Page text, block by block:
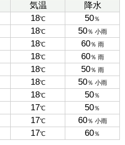
気温
降水
18℃ 50％
18℃ 50％ 小雨
18℃ 60％ 雨
18℃ 60％ 雨
18℃ 50％ 雨
18℃ 50％ 小雨
18℃ 50％
17℃ 50％
17℃ 60％ 小雨
17℃ 60％